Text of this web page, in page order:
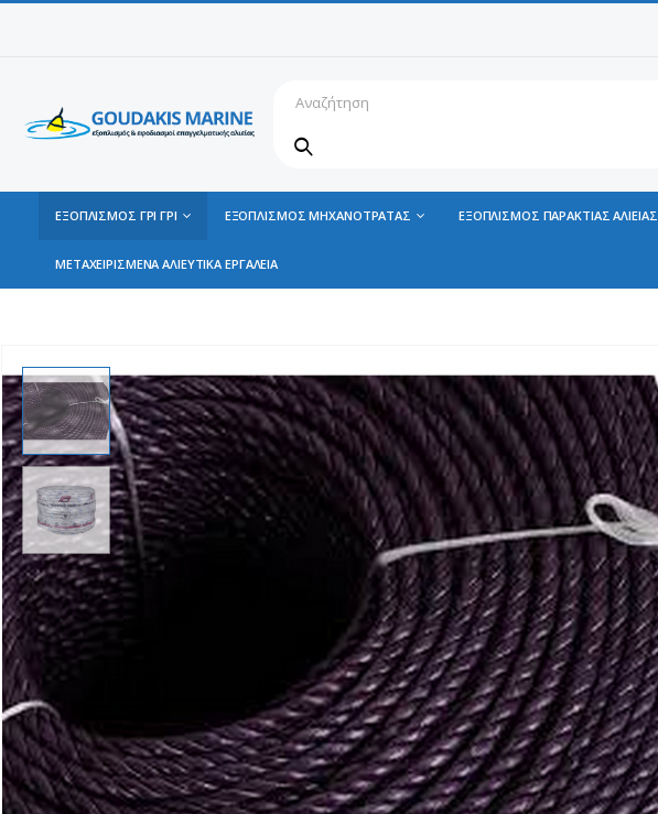
ΕΞΟΠΛΙΣΜΟΣ ΓΡΙ ΓΡΙ ΕΞΟΠΛΙΣΜΟΣ ΜΗΧΑΝΟΤΡΑΤΑΣ ΕΞΟΠΛΙΣΜΟΣ ΠΑΡΑΚΤΙΑΣ ΑΛΙΕΙΑΣ
ΜΕΤΑΧΕΙΡΙΣΜΕΝΑ ΑΛΙΕΥΤΙΚΑ ΕΡΓΑΛΕΙΑ